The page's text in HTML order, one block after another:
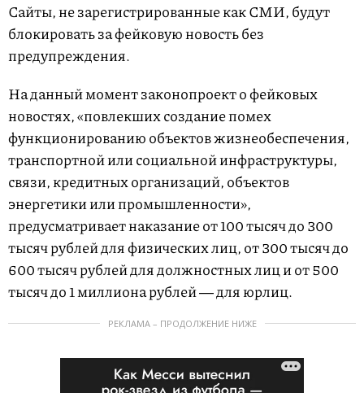
Сайты, не зарегистрированные как СМИ, будут
блокировать за фейковую новость без
предупреждения.
На данный момент законопроект о фейковых
новостях, «повлекших создание помех
функционированию объектов жизнеобеспечения,
транспортной или социальной инфраструктуры,
связи, кредитных организаций, объектов
энергетики или промышленности»,
предусматривает наказание от 100 тысяч до 300
тысяч рублей для физических лиц, от 300 тысяч до
600 тысяч рублей для должностных лиц и от 500
тысяч до 1 миллиона рублей ― для юрлиц.
РЕКЛАМА – ПРОДОЛЖЕНИЕ НИЖЕ